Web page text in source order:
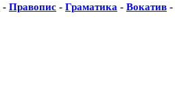
- Правопис - Граматика - Вокатив -